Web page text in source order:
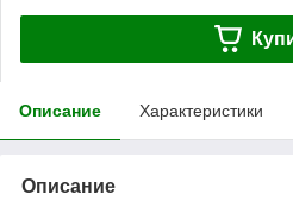
Описание Характеристики
Описание